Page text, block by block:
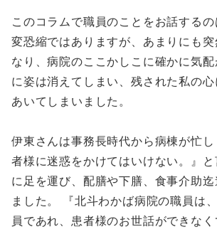
このコラムで職員のことをお話する
変恐縮ではありますが、あまりにも突
なり、病院のここかしこに確かに気
に姿は消えてしまい、残された私の
あいてしまいました。
伊東さんは事務長時代から病棟が忙し
者様に迷惑をかけてはいけない。』
に足を運び、配膳や下膳、食事介助
ました。 『北斗わかば病院の職員は
員であれ、患者様のお世話ができな